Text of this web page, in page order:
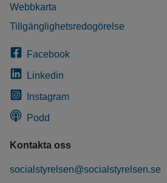
Webbkarta
Tillgänglighetsredogörelse
Facebook
Linkedin
Instagram
Podd
Kontakta oss
socialstyrelsen@socialstyrelsen.se